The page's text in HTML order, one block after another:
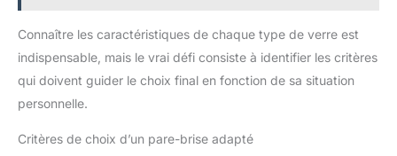
Connaître les caractéristiques de chaque type de verre est
indispensable, mais le vrai défi consiste à identifier les critères
qui doivent guider le choix final en fonction de sa situation
personnelle.
Critères de choix d’un pare-brise adapté